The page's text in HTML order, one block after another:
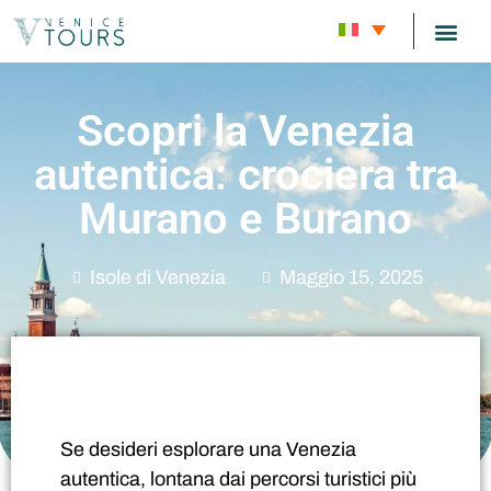
Scopri la Venezia
autentica: crociera tra
Murano e Burano
Isole di Venezia Maggio 15, 2025
Se desideri esplorare una Venezia
autentica, lontana dai percorsi turistici più